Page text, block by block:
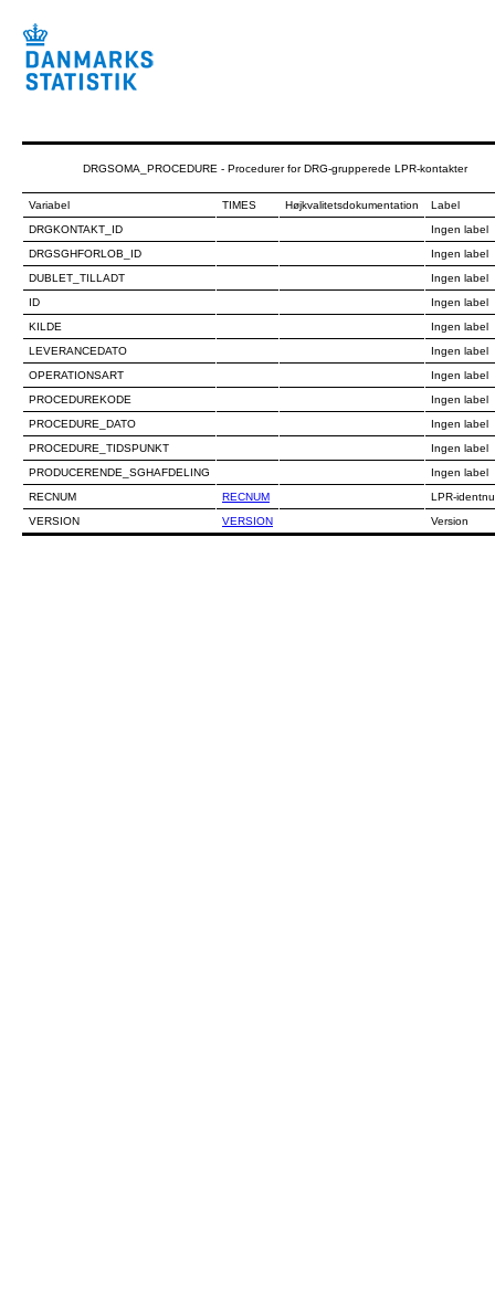
DRGSOMA_PROCEDURE - Procedurer for DRG-grupperede LPR-kontakter
Variabel TIMES Højkvalitetsdokumentation
Label
DRGKONTAKT_ID
Ingen label
DRGSGHFORLOB_ID
Ingen label
DUBLET_TILLADT
Ingen label
ID
Ingen label
KILDE
Ingen label
LEVERANCEDATO
Ingen label
OPERATIONSART
Ingen label
PROCEDUREKODE
Ingen label
PROCEDURE_DATO
Ingen label
PROCEDURE_TIDSPUNKT
Ingen label
PRODUCERENDE_SGHAFDELING
Ingen label
RECNUM
RECNUM
LPR-
VERSION
VERSION Version